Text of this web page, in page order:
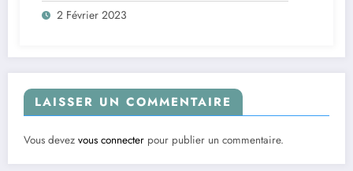
2 Février 2023
LAISSER UN COMMENTAIRE
Vous devez vous connecter pour publier un commentaire.